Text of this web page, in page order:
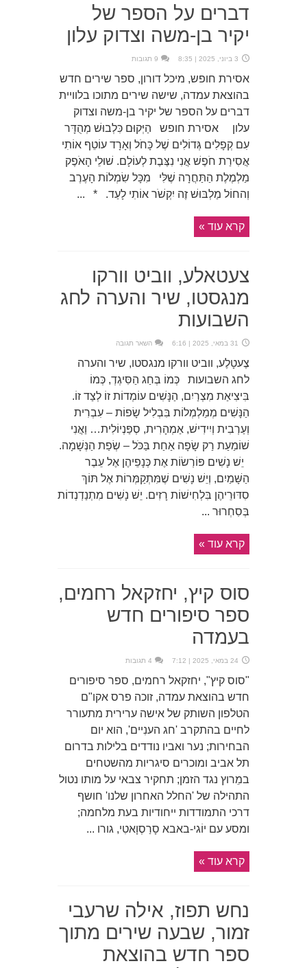
דברים על הספר של
יקיר בן-משה וצדוק עלון
3 ביוני, 2025 | 8:35 9 תגובות
אסירת חופש, מיכל דורון, ספר שירים חדש
בהוצאת עמדה, שישה שירים מתוכו בלוויית
דברים על הספר של יקיר בן-משה וצדוק
עלון אסירת חופש הַיְּקוּם כִּלְבוּשׁ מְהֻדָּר
עִם קְפָלִים גְּדוֹלִים שֶׁל כָּחֹל וְאָרָד עוֹטֵף אוֹתִי
אֲסִירַת חֹפֶשׁ אֲנִי נִצֶּבֶת לְעוֹלָם. שׁוּלֵי הָאֹפֶק
מַלְמֶלֶת הַתַּחֲרָה שֶׁלִּי מִכָּל שִׂמְלוֹת הָעֶרֶב
וְהחוֹל מַלְבּוּשׁ זֶה יִקְשֹׁר אוֹתִי לָעַד. * ...
קרא עוד »
צעטאלע, ווביט וורקו
מנגסטו, שיר והערה לחג
השבועות
31 במאי, 2025 | 6:16 השאר תגובה
צֶעטָלֶע, ווביט וורקו מנגסטו, שיר והערה
לחג השבועות כְּמוֹ בְּחַג הַסִּיגְדְ, כְּמוֹ
בִּיצִיאַת מִצְרַיִם, הַנָּשִׁים עוֹמְדוֹת זוֹ לְצַד זוֹ.
הַנָּשִׁים מְמַלְמְלוֹת בִּבְלִיל שָׂפוֹת – עִבְרִית
וְעַרְבִית וְיִידִישׁ, אַמְהָרִית, סְפַּנְיוֹלִית… וַאֲנִי
שׁוֹמַעַת רַק שָׂפָה אַחַת בַּכֹּל – שְׂפַת הַנְּשָׁמָה.
יֵשׁ נָשִׁים פּוֹרְשׂוֹת אֶת כְּנָפֵיהֶן אֶל עֵבֶר
הַשָּׁמַיִם, וְיֵשׁ נָשִׁים שֶׁמִּתְקַמְּרוֹת אֶל תּוֹךְ
סִדּוּרֵיהֶן בִּלְחִישׁוֹת רָזִים. יֵשׁ נָשִׁים מִתְנַדְנְדוֹת
בְּסִחְרוּר ...
קרא עוד »
סוס קיץ, יחזקאל רחמים,
ספר סיפורים חדש
בעמדה
24 במאי, 2025 | 7:12 4 תגובות
"סוס קיץ", יחזקאל רחמים, ספר סיפורים
חדש בהוצאת עמדה, זוכה פרס אקו"ם
הטלפון השותק של אישה ערירית מתעורר
לחיים בהתקרב 'חג הענִיים', הוא יום
הבחירות; נער ואביו נודדים בלילות בדרום
תל אביב ומוכרים סיגריות מהשטחים
במֵרוץ נגד הזמן; תחקיר צבאי על מותו נטול
התהילה של 'החלל האחרון שלנו' חושף
דרכי התמודדות ייחודיות בעת מלחמה;
ומסע עם יוֹגי-באבא סָרַסְוָאטִי, גורו ...
קרא עוד »
נחש תפוז, אילה שרעבי
זמור, שבעה שירים מתוך
ספר חדש בהוצאת